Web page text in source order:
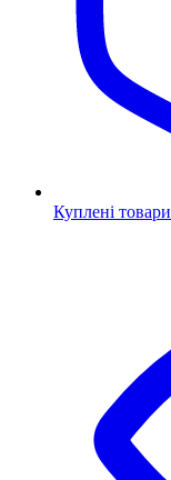
Куплені товари